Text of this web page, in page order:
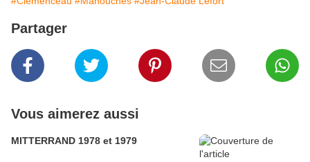
Partager
Vous aimerez aussi
MITTERRAND 1978 et 1979